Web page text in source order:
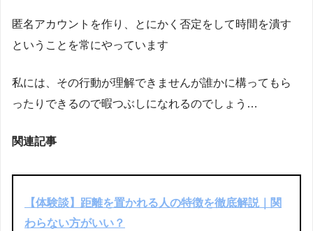
匿名アカウントを作り、とにかく否定をして時間を潰す
ということを常にやっています
私には、その行動が理解できませんが誰かに構ってもら
ったりできるので暇つぶしになれるのでしょう…
関連記事
【体験談】距離を置かれる人の特徴を徹底解説｜関
わらない方がいい？